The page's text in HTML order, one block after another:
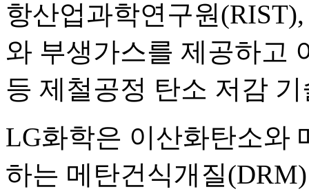
항산업과학연구원
와 부생가스를 제공하고
등 제철공정 탄소 저감
LG화학은 이산화탄소와
하는 메탄건식개질